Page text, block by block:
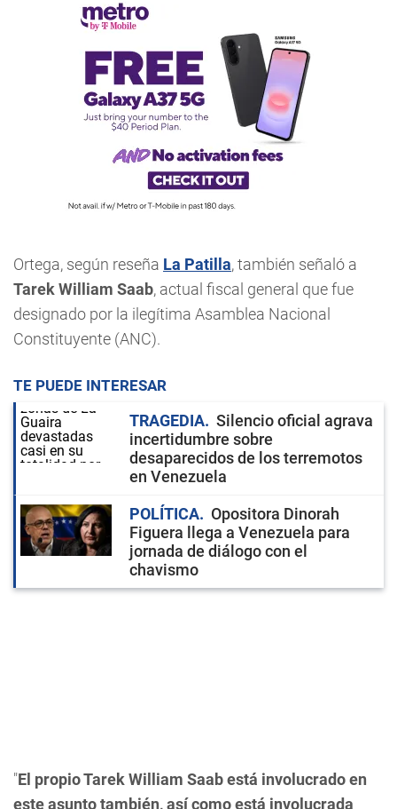
Ortega, según reseña La Patilla, también señaló a
Tarek William Saab, actual fiscal general que fue
designado por la ilegítima Asamblea Nacional
Constituyente (ANC).
TE PUEDE INTERESAR
TRAGEDIA
Silencio oficial agrava
incertidumbre sobre
desaparecidos de los terremotos
en Venezuela
POLÍTICA
Opositora Dinorah
Figuera llega a Venezuela para
jornada de diálogo con el
chavismo
"El propio Tarek William Saab está involucrado en
este asunto también, así como está involucrada